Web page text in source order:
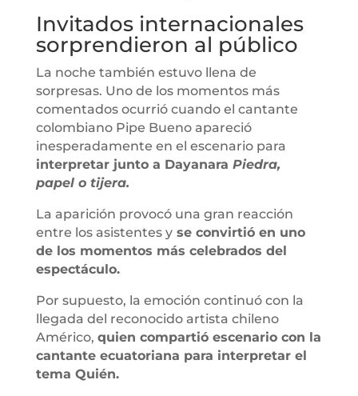
Invitados internacionales
sorprendieron al público
La noche también estuvo llena de
sorpresas. Uno de los momentos más
comentados ocurrió cuando el cantante
colombiano Pipe Bueno apareció
inesperadamente en el escenario para
interpretar junto a Dayanara Piedra,
papel o tijera.
La aparición provocó una gran reacción
entre los asistentes yse convirtió en uno
de los momentos más celebrados del
espectáculo.
Por supuesto, la emoción continuó con la
llegada del reconocido artista chileno
Américo, quien compartió escenario con la
cantante ecuatoriana para interpretar el
tema Quién.